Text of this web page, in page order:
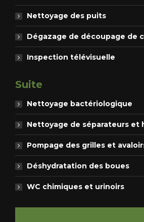
Nettoyage des puits
Dégazage de découpage de
Inspection télévisuelle
Suite
Nettoyage bactériologique
Nettoyage de séparateurs et
Pompage des grilles et
Déshydratation des boues
WC chimiques et urinoirs